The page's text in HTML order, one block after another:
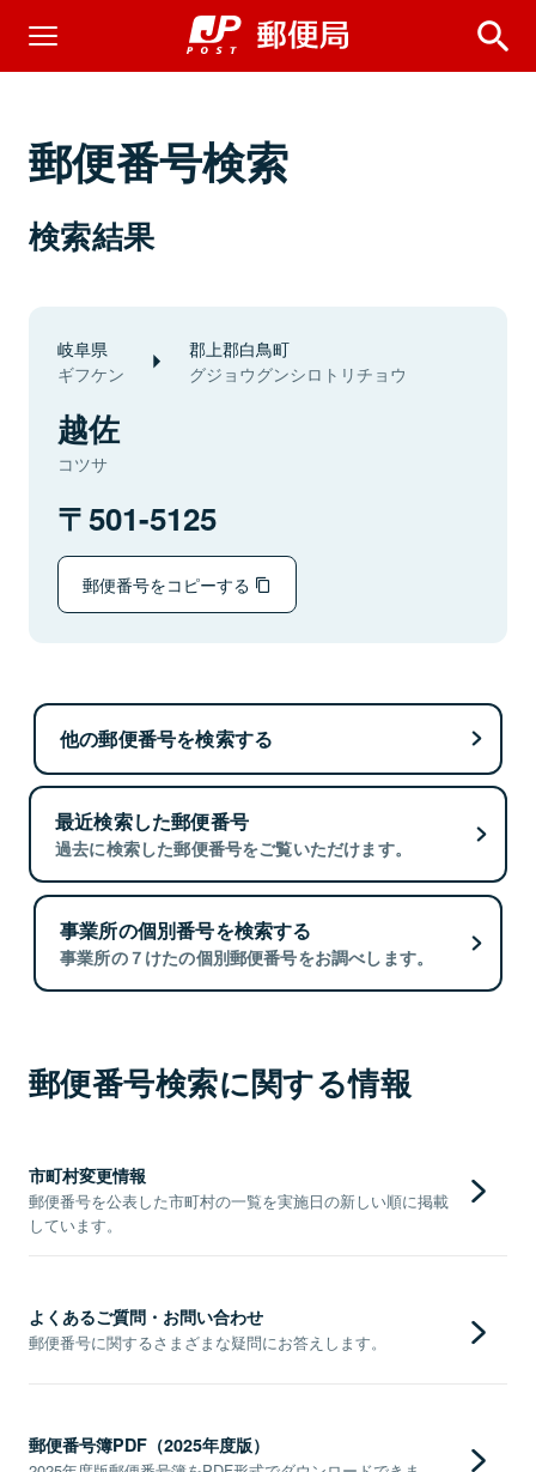
郵便番号検索
検索結果
岐阜県
ギフケン
郡上郡白鳥町
グジョウグンシロトリチョウ
越佐
コツサ
501-5125
郵便番号をコピーする
他の郵便番号を検索する
最近検索した郵便番号
過去に検索した郵便番号をご覧いただけます。
事業所の個別番号を検索する
事業所の７けたの個別郵便番号をお調べします。
郵便番号検索に関する情報
市町村変更情報
郵便番号を公表した市町村の一覧を実施日の新しい順に掲載
しています。
よくあるご質問・お問い合わせ
郵便番号に関するさまざまな疑問にお答えします。
郵便番号簿PDF（2025年度版）